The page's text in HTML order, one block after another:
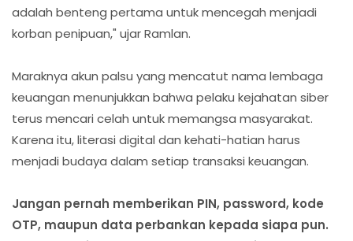
adalah benteng pertama untuk mencegah menjadi
korban penipuan," ujar Ramlan.
Maraknya akun palsu yang mencatut nama lembaga
keuangan menunjukkan bahwa pelaku kejahatan siber
terus mencari celah untuk memangsa masyarakat.
Karena itu, literasi digital dan kehati-hatian harus
menjadi budaya dalam setiap transaksi keuangan.
Jangan pernah memberikan PIN, password, kode
OTP, maupun data perbankan kepada siapa pun.